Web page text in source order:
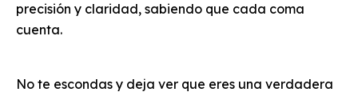
precisión y claridad, sabiendo que cada coma
cuenta.
No te escondas y deja ver que eres una verdadera